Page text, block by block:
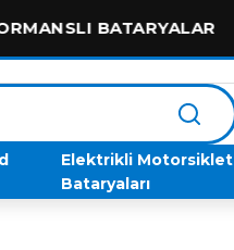
BATARYALAR
Elektrikli Motorsiklet
Bataryaları